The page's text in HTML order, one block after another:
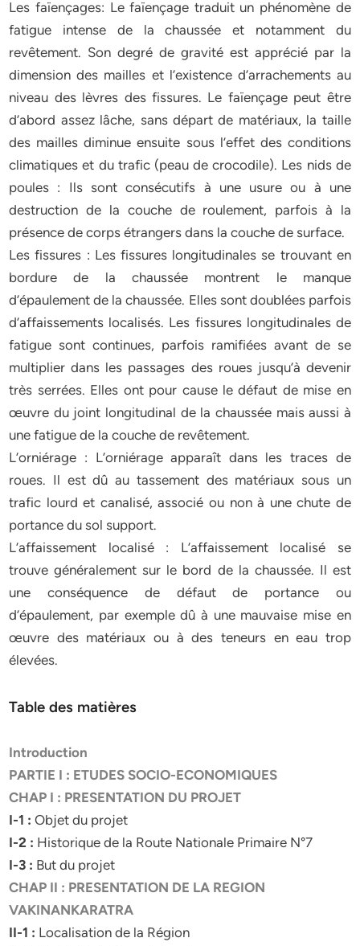
Les faïençages: Le faïençage traduit un phénomène de
fatigue intense de la chaussée et notamment du
revêtement. Son degré de gravité est apprécié par la
dimension des mailles et l’existence d’arrachements au
niveau des lèvres des fissures. Le faïençage peut être
d’abord assez lâche, sans départ de matériaux, la taille
des mailles diminue ensuite sous l’effet des conditions
climatiques et du trafic (peau de crocodile). Les nids de
poules : Ils sont consécutifs à une usure ou à une
destruction de la couche de roulement, parfois à la
présence de corps étrangers dans la couche de surface.
Les fissures : Les fissures longitudinales se trouvant en
bordure de la chaussée montrent le manque
d’épaulement de la chaussée. Elles sont doublées parfois
d’affaissements localisés. Les fissures longitudinales de
fatigue sont continues, parfois ramifiées avant de se
multiplier dans les passages des roues jusqu’à devenir
très serrées. Elles ont pour cause le défaut de mise en
œuvre du joint longitudinal de la chaussée mais aussi à
une fatigue de la couche de revêtement.
L’orniérage : L’orniérage apparaît dans les traces de
roues. Il est dû au tassement des matériaux sous un
trafic lourd et canalisé, associé ou non à une chute de
portance du sol support.
L’affaissement localisé : L’affaissement localisé se
trouve généralement sur le bord de la chaussée. Il est
une conséquence de défaut de portance ou
d’épaulement, par exemple dû à une mauvaise mise en
œuvre des matériaux ou à des teneurs en eau trop
élevées.
Table des matières
Introduction
PARTIE I : ETUDES SOCIO-ECONOMIQUES
CHAP I : PRESENTATION DU PROJET
I-1 : Objet du projet
I-2 : Historique de la Route Nationale Primaire N°7
I-3 : But du projet
CHAP II : PRESENTATION DE LA REGION
VAKINANKARATRA
II-1 : Localisation de la Région